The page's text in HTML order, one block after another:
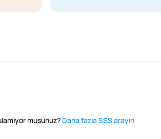
musunuz? Daha fazla SSS arayın